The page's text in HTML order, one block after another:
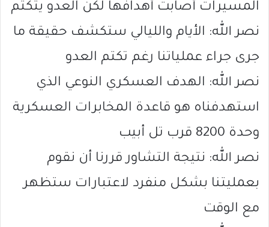
المسيرات أصابت أهدافها لكن العدو يتكتم
نصر الله: الأيام والليالي ستكشف حقيقة ما
جرى جراء عملياتنا رغم تكتم العدو
نصر الله: الهدف العسكري النوعي الذي
استهدفناه هو قاعدة المخابرات العسكرية
وحدة 8200 قرب تل أبيب
نصر الله: نتيجة التشاور قررنا أن نقوم
بعمليتنا بشكل منفرد لاعتبارات ستظهر
مع الوقت